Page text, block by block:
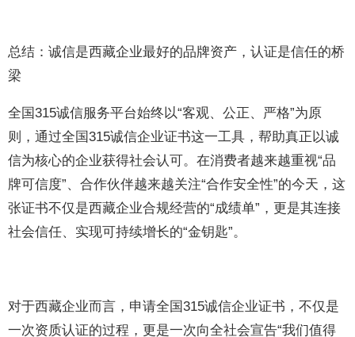
总结：诚信是西藏企业最好的品牌资产，认证是信任的桥
梁
全国315诚信服务平台始终以“客观、公正、严格”为原
则，通过全国315诚信企业证书这一工具，帮助真正以诚
信为核心的企业获得社会认可。在消费者越来越重视“品
牌可信度”、合作伙伴越来越关注“合作安全性”的今天，这
张证书不仅是西藏企业合规经营的“成绩单”，更是其连接
社会信任、实现可持续增长的“金钥匙”。
对于西藏企业而言，申请全国315诚信企业证书，不仅是
一次资质认证的过程，更是一次向全社会宣告“我们值得